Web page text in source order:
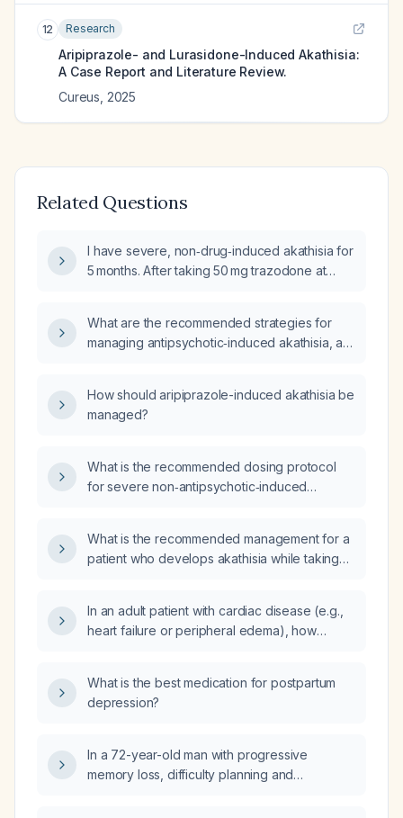
12 Research
Aripiprazole- and Lurasidone-Induced Akathisia:
A Case Report and Literature Review.
Cureus 2025
Related Questions
I have severe, non‑drug‑induced akathisia for
5 months. After taking 50 mg trazodone at
and inability to sleep, and still feel this
agitation the next afternoon. Does this
dopamine receptors or acting on serotonin,
and what does it indicate about my brain
What are the recommended strategies for
managing antipsychotic‑induced akathisia, an
How should aripiprazole-induced akathisia be
managed?
What is the recommended dosing protocol
for severe non‑antipsychotic‑induced
What is the recommended management for a
patient who develops akathisia while taking
In an adult patient with cardiac disease (e.g.,
heart failure or peripheral edema), how
What is the best medication for postpartum
depression?
In a 72-year-old man with progressive
memory loss, difficulty planning and